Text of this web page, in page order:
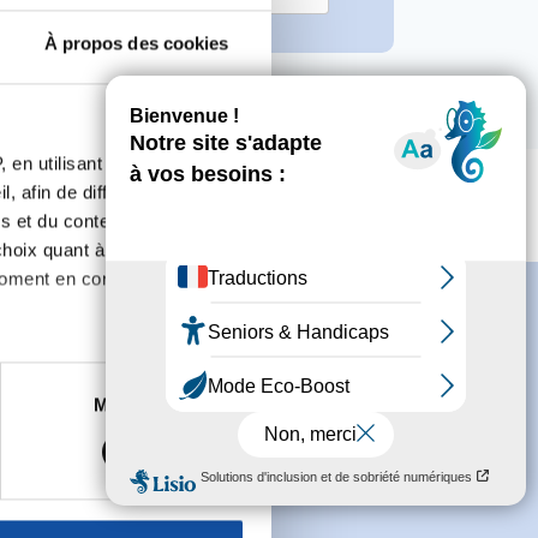
À propos des cookies
en utilisant des
afin de diffuser des
du contenu, ainsi que de
quant à l'utilisation de
en consultant la
à plusieurs mètres près
reportez-vous à lasection «
sur les cookies.
Marketing
conditions généraleset souhaite